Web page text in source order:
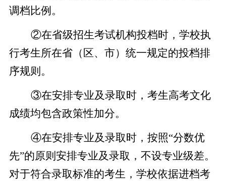
调档比例。
②在省级招生考试机构投档时，学校执
行考生所在省（区、市）统一规定的投档排
序规则。
③在安排专业及录取时，考生高考文化
成绩均包含政策性加分。
④在安排专业及录取时，按照“分数优
先”的原则安排专业及录取，不设专业级差。
对于符合录取标准的考生，学校依据进档考